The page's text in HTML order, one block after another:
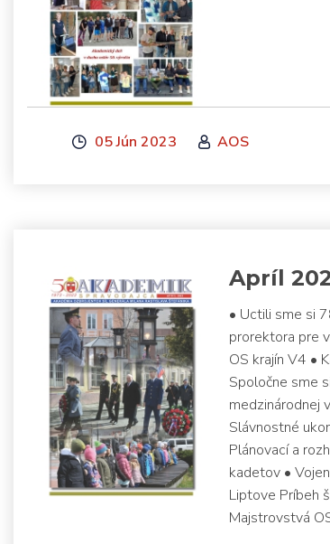
05 Jún 2023 AOS
Apríl
• Uctili sme si
prorektora pre
OS krajín V4 •
Spoločne sme
medzinárodnej
Slávnostné
Plánovací a
kadetov •
Liptove Príbeh
Majstrovstvá